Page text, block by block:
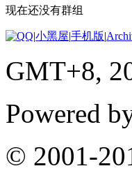
现在还没有群组
|小黑屋|手机版|
GMT+8,
Powered
© 2001-